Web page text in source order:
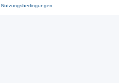
Nutzungsbedingungen